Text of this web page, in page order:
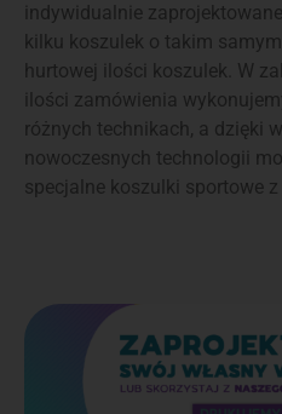
indywidualnie
kilku koszulek o takim
hurtowej ilości koszulek. W
ilości zamówienia
różnych technikach, a dzięki
nowoczesnych technologii
specjalne koszulki sportowe z